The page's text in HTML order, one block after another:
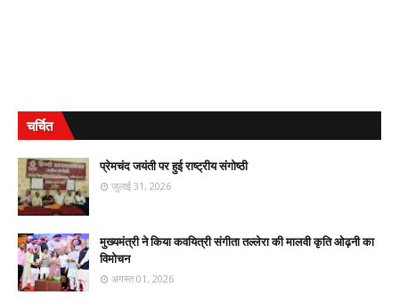
चर्चित
प्रेमचंद जयंती पर हुई राष्ट्रीय संगोष्ठी
जुलाई 31, 2026
मुख्यमंत्री ने किया कवयित्री संगीता तल्लेरा की मालवी कृति ओढ़नी का
विमोचन
अगस्त 01, 2026